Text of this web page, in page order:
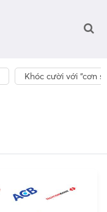
Khóc cười với “cơn